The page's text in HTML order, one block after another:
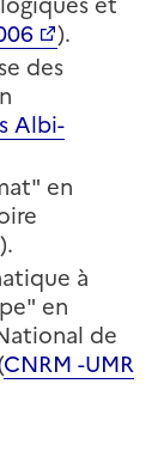
).
des
Albi-
en
).
à
en
de
CNRM -UMR